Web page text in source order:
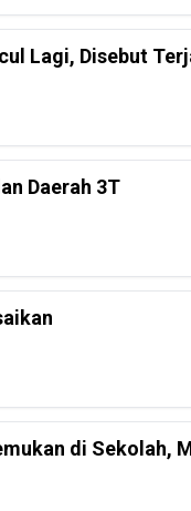
Lagi, Disebut
Daerah 3T
di Sekolah,